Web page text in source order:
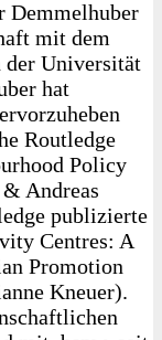
Demmelhuber
mit dem
der Universität
hat
Routledge
Policy
Andreas
publizierte
Centres: A
Promotion
Kneuer).